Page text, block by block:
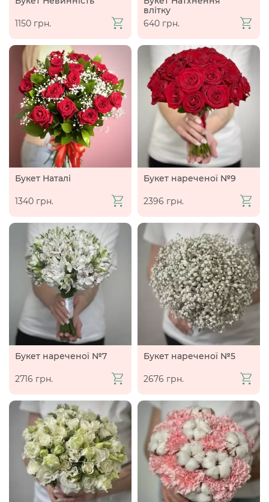
1150 грн.
влітку
640 грн.
Букет Наталі
1340 грн.
Букет нареченої №9
2396 грн.
Букет нареченої №7
2716 грн.
Букет нареченої №5
2676 грн.